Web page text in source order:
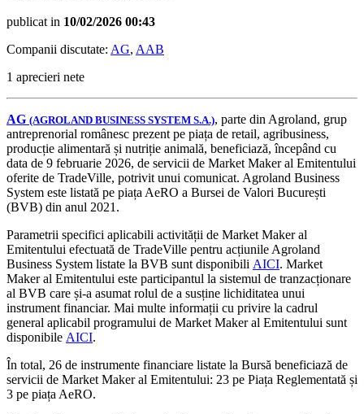
publicat in 10/02/2026 00:43
Companii discutate: AG, AAB
1 aprecieri nete
AG (AGROLAND BUSINESS SYSTEM S.A.), parte din Agroland, grup
antreprenorial românesc prezent pe piața de retail, agribusiness,
producție alimentară și nutriție animală, beneficiază, începând cu
data de 9 februarie 2026, de servicii de Market Maker al Emitentului
oferite de TradeVille, potrivit unui comunicat. Agroland Business
System este listată pe piața AeRO a Bursei de Valori București
(BVB) din anul 2021.
Parametrii specifici aplicabili activității de Market Maker al
Emitentului efectuată de TradeVille pentru acțiunile Agroland
Business System listate la BVB sunt disponibili AICI. Market
Maker al Emitentului este participantul la sistemul de tranzacționare
al BVB care și-a asumat rolul de a susține lichiditatea unui
instrument financiar. Mai multe informații cu privire la cadrul
general aplicabil programului de Market Maker al Emitentului sunt
disponibile AICI.
În total, 26 de instrumente financiare listate la Bursă beneficiază de
servicii de Market Maker al Emitentului: 23 pe Piața Reglementată și
3 pe piața AeRO.